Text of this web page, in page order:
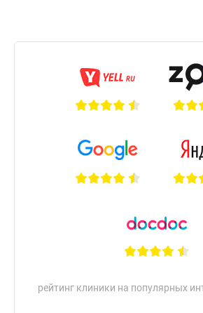
рейтинг клиники на популярных